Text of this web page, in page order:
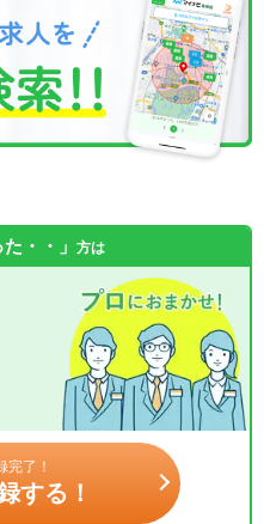
・・」 方は
完了！
する！